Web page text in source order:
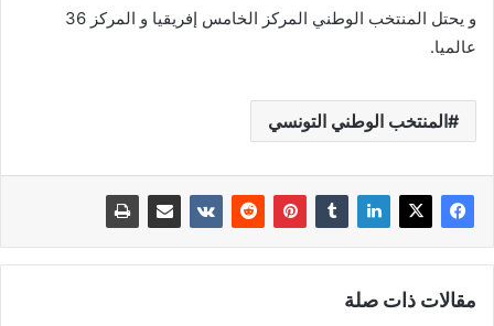
و يحتل المنتخب الوطني المركز الخامس إفريقيا و المركز 36
عالميا.
المنتخب الوطني التونسي
مقالات ذات صلة